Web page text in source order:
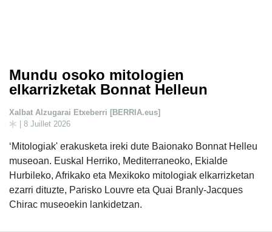
Mundu osoko mitologien
elkarrizketak Bonnat Helleun
Xalbat Alzugarai Etxeberri [BERRIA.eus]
| 8 Juillet 2026
‘Mitologiak' erakusketa ireki dute Baionako Bonnat Helleu
museoan. Euskal Herriko, Mediterraneoko, Ekialde
Hurbileko, Afrikako eta Mexikoko mitologiak elkarrizketan
ezarri dituzte, Parisko Louvre eta Quai Branly-Jacques
Chirac museoekin lankidetzan.